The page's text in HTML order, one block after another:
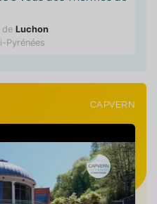
de Luchon
Pyrénées
CAPVERN